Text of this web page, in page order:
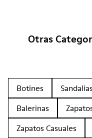
Otras
Botines
Balerinas
Zapatos Casuales